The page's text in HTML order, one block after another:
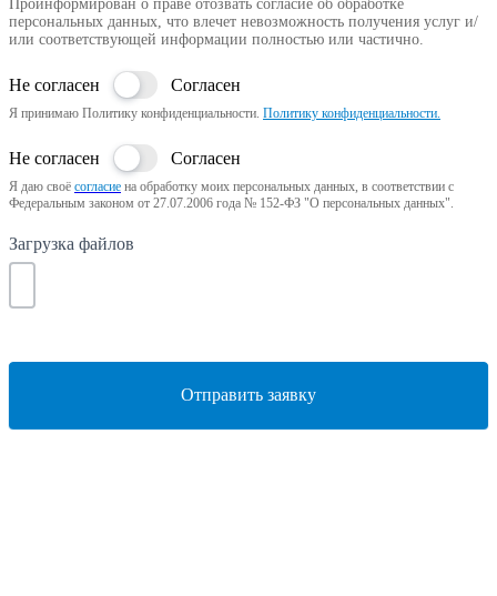
Проинформирован о праве отозвать согласие об обработке
персональных данных, что влечет невозможность получения услуг и/
или соответствующей информации полностью или частично.
Не согласен Согласен
Я принимаю Политику конфиденциальности. Политику конфиденциальности.
Не согласен Согласен
Я даю своё согласие на обработку моих персональных данных, в соответствии с
Федеральным законом от 27.07.2006 года № 152-ФЗ "О персональных данных".
Загрузка файлов
Отправить заявку